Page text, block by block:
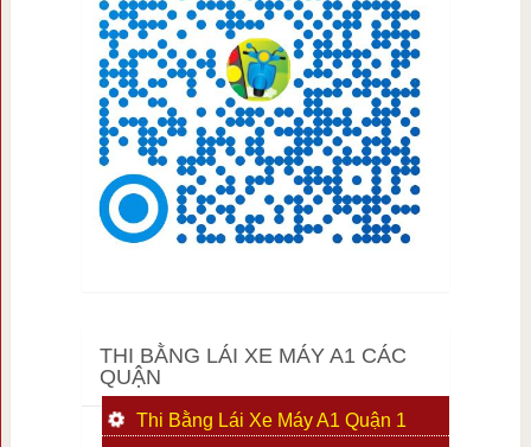
THI BẰNG LÁI XE MÁY A1 CÁC
QUẬN
Thi Bằng Lái Xe Máy A1 Quận 1